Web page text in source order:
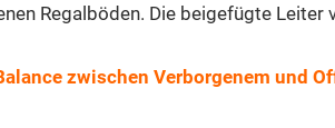
Regalböden. Die beigefügte
zwischen Verborgenem und